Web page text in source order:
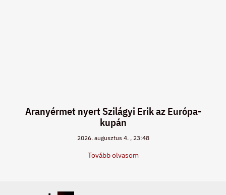
Aranyérmet nyert Szilágyi Erik az Európa-
kupán
2026. augusztus 4. 23:48
Tovább olvasom